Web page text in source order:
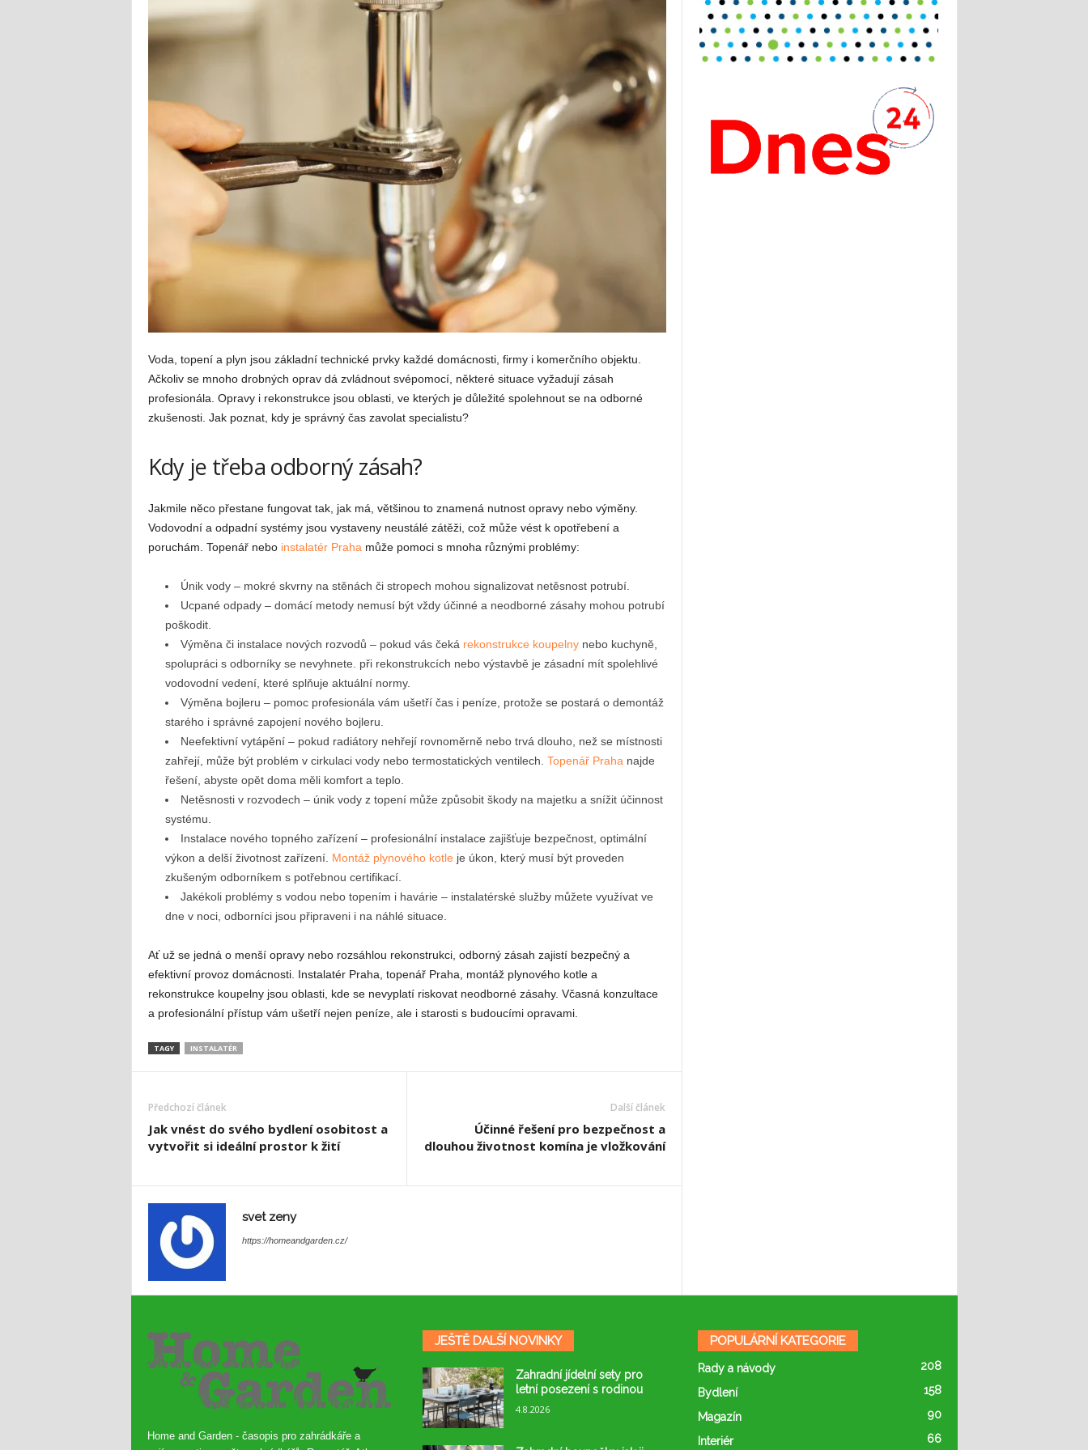
Voda, topení a plyn jsou základní technické prvky každé domácnosti, firmy i komerčního objektu.
Ačkoliv se mnoho drobných oprav dá zvládnout svépomocí, některé situace vyžadují zásah
profesionála. Opravy i rekonstrukce jsou oblasti, ve kterých je důležité spolehnout se na odborné
zkušenosti. Jak poznat, kdy je správný čas zavolat specialistu?
Kdy je třeba odborný zásah?
Jakmile něco přestane fungovat tak, jak má, většinou to znamená nutnost opravy nebo výměny.
Vodovodní a odpadní systémy jsou vystaveny neustálé zátěži, což může vést k opotřebení a
poruchám. Topenář nebo instalatér Praha může pomoci s mnoha různými problémy:
Únik vody – mokré skvrny na stěnách či stropech mohou signalizovat netěsnost potrubí.
Ucpané odpady – domácí metody nemusí být vždy účinné a neodborné zásahy mohou potrubí
poškodit.
Výměna či instalace nových rozvodů – pokud vás čeká rekonstrukce koupelnynebo kuchyně,
spolupráci s odborníky se nevyhnete. při rekonstrukcích nebo výstavbě je zásadní mít spolehlivé
vodovodní vedení, které splňuje aktuální normy.
Výměna bojleru – pomoc profesionála vám ušetří čas i peníze, protože se postará o demontáž
starého i správné zapojení nového bojleru.
Neefektivní vytápění – pokud radiátory nehřejí rovnoměrně nebo trvá dlouho, než se místnosti
zahřejí, může být problém v cirkulaci vody nebo termostatických ventilech. Topenář Praha najde
řešení, abyste opět doma měli komfort a teplo.
Netěsnosti v rozvodech – únik vody z topení může způsobit škody na majetku a snížit účinnost
systému.
Instalace nového topného zařízení – profesionální instalace zajišťuje bezpečnost, optimální
výkon a delší životnost zařízení. Montáž plynového kotleje úkon, který musí být proveden
zkušeným odborníkem s potřebnou certifikací.
Jakékoli problémy s vodou nebo topením i havárie – instalatérské služby můžete využívat ve
dne v noci, odborníci jsou připraveni i na náhlé situace.
Ať už se jedná o menší opravy nebo rozsáhlou rekonstrukci, odborný zásah zajistí bezpečný a
efektivní provoz domácnosti. Instalatér Praha, topenář Praha, montáž plynového kotle a
rekonstrukce koupelny jsou oblasti, kde se nevyplatí riskovat neodborné zásahy. Včasná konzultace
a profesionální přístup vám ušetří nejen peníze, ale i starosti s budoucími opravami.
TAGY INSTALATÉR
Předchozí článek
Jak vnést do svého bydlení osobitost a
vytvořit si ideální prostor k žití
Další článek
Účinné řešení pro bezpečnost a
dlouhou životnost komína je vložkování
svet zeny
https://homeandgarden.cz/
Home and Garden - časopis pro zahrádkáře a
JEŠTĚ DALŠÍ NOVINKY
Zahradní jídelní sety pro
letní posezení s rodinou
4.8.2026
POPULÁRNÍ KATEGORIE
Rady a návody 208
Bydlení 158
Magazín 90
Interiér 66